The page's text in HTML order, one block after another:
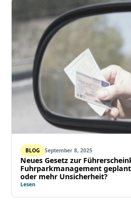
BLOG September 8, 2025
Neues Gesetz zur
Fuhrparkmanagement
oder mehr Unsicherheit?
Lesen